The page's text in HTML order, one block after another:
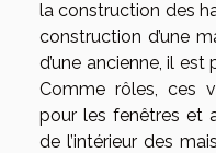
la construction des
construction d’une
d’une ancienne, il est
Comme rôles, ces
pour les fenêtres et
de l’intérieur des